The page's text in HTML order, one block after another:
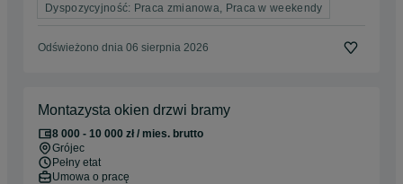
Dyspozycyjność: Praca zmianowa, Praca w weekendy
Odświeżono dnia 06 sierpnia 2026
Montazysta okien drzwi bramy
8 000 - 10 000 zł / mies. brutto
Grójec
Pełny etat
Umowa o pracę